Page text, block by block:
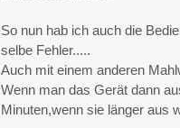
So nun hab ich auch die
selbe Fehler.....
Auch mit einem anderen
Wenn man das Gerät dann
Minuten,wenn sie länger aus